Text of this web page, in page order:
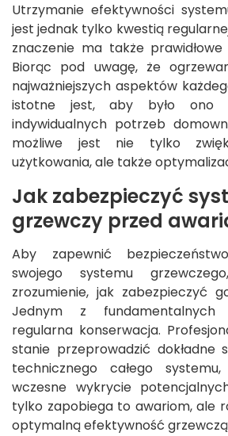
Utrzymanie efektywności
jest jednak tylko kwestią
znaczenie ma także
Biorąc pod uwagę, że
najważniejszych aspektów
istotne jest, aby było ono
indywidualnych potrzeb
możliwe jest nie tylko
użytkowania, ale także
Jak zabezpieczyć
grzewczy przed
Aby zapewnić
swojego systemu
zrozumienie, jak zabezpieczyć
Jednym z fundamentalnych
regularna konserwacja.
stanie przeprowadzić dokładne
technicznego całego
wczesne wykrycie
tylko zapobiega to awariom, ale
optymalną efektywność